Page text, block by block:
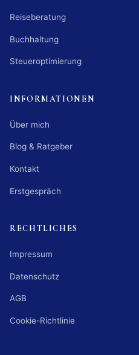
Reiseberatung
Buchhaltung
Steueroptimierung
INFORMATIONEN
Über mich
Blog & Ratgeber
Kontakt
Erstgespräch
RECHTLICHES
Impressum
Datenschutz
AGB
Cookie-Richtlinie